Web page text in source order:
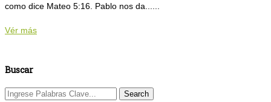
como dice Mateo 5:16. Pablo nos da......
Vér más
Buscar